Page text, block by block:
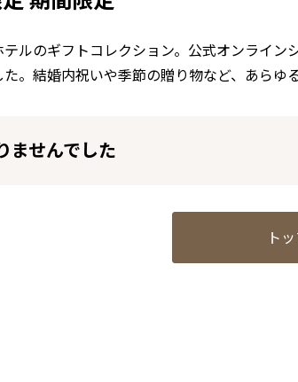
ルのギフトコレクション。公式オンライ
。結婚内祝いや季節の贈り物など、あらゆ
ませんでした
ト